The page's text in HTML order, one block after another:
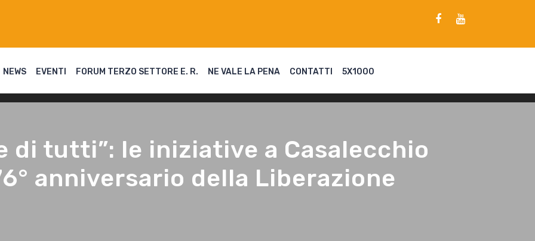
NEWS EVENTI FORUM TERZO SETTORE E. R. NE VALE LA PENA CONTATTI 5X1000
di tutti”: le iniziative a Casalecchio
anniversario della Liberazione